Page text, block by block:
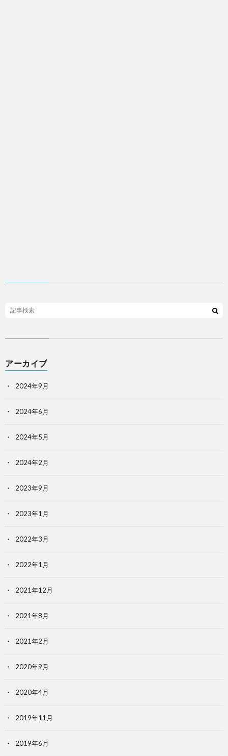
アーカイブ
2024年9月
2024年6月
2024年5月
2024年2月
2023年9月
2023年1月
2022年3月
2022年1月
2021年12月
2021年8月
2021年2月
2020年9月
2020年4月
2019年11月
2019年6月